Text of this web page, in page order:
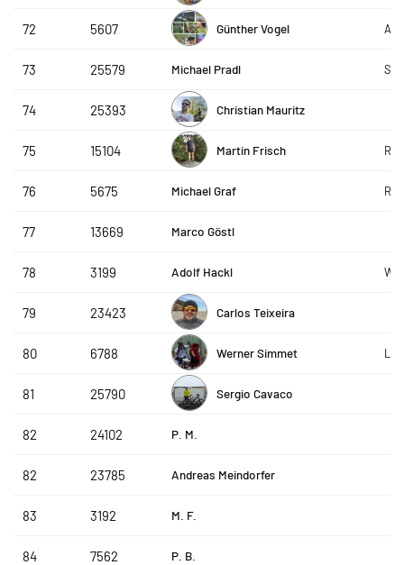
72 5607 Günther Vogel
73 25579 Michael Pradl
74 25393 Christian Mauritz
75 15104 Martin Frisch
76 5675 Michael Graf
77 13669 Marco Göstl
78 3199 Adolf Hackl
79 23423 Carlos Teixeira
80 6788 Werner Simmet
81 25790 Sergio Cavaco
82 24102 P. M.
82 23785 Andreas Meindorfer
83 3192 M. F.
84 7562 P. B.